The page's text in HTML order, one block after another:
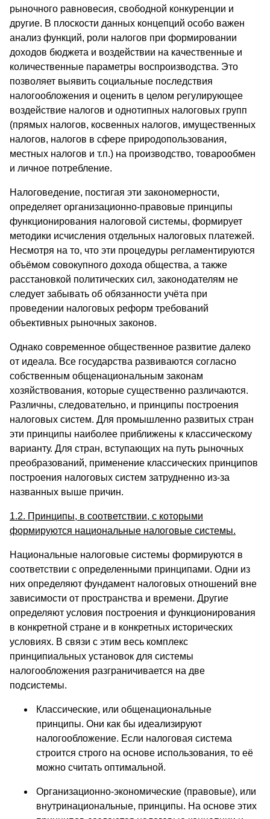
рыночного равновесия, свободной конкуренции и
другие. В плоскости данных концепций особо важен
анализ функций, роли налогов при формировании
доходов бюджета и воздействии на качественные и
количественные параметры воспроизводства. Это
позволяет выявить социальные последствия
налогообложения и оценить в целом регулирующее
воздействие налогов и однотипных налоговых групп
(прямых налогов, косвенных налогов, имущественных
налогов, налогов в сфере природопользования,
местных налогов и т.п.) на производство, товарообмен
и личное потребление.
Налоговедение, постигая эти закономерности,
определяет организационно-правовые принципы
функционирования налоговой системы, формирует
методики исчисления отдельных налоговых платежей.
Несмотря на то, что эти процедуры регламентируются
объёмом совокупного дохода общества, а также
расстановкой политических сил, законодателям не
следует забывать об обязанности учёта при
проведении налоговых реформ требований
объективных рыночных законов.
Однако современное общественное развитие далеко
от идеала. Все государства развиваются согласно
собственным общенациональным законам
хозяйствования, которые существенно различаются.
Различны, следовательно, и принципы построения
налоговых систем. Для промышленно развитых стран
эти принципы наиболее приближены к классическому
варианту. Для стран, вступающих на путь рыночных
преобразований, применение классических принципов
построения налоговых систем затрудненно из-за
названных выше причин.
1.2. Принципы, в соответствии, с которыми
формируются национальные налоговые системы.
Национальные налоговые системы формируются в
соответствии с определенными принципами. Одни из
них определяют фундамент налоговых отношений вне
зависимости от пространства и времени. Другие
определяют условия построения и функционирования
в конкретной стране и в конкретных исторических
условиях. В связи с этим весь комплекс
принципиальных установок для системы
налогообложения разграничивается на две
подсистемы.
Классические, или общенациональные
принципы. Они как бы идеализируют
налогообложение. Если налоговая система
строится строго на основе использования, то её
можно считать оптимальной.
Организационно-экономические (правовые), или
внутринациональные, принципы. На основе этих